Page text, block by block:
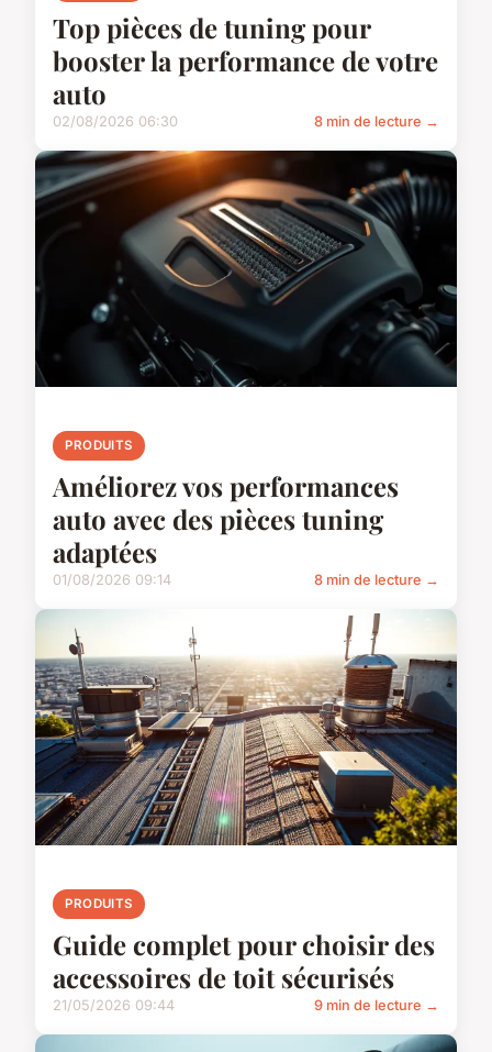
Top pièces de tuning pour
booster la performance de votre
auto
02/08/2026 06:30 8 min de lecture →
PRODUITS
Améliorez vos performances
auto avec des pièces tuning
adaptées
01/08/2026 09:14 8 min de lecture →
PRODUITS
Guide complet pour choisir des
accessoires de toit sécurisés
21/05/2026 09:44 9 min de lecture →